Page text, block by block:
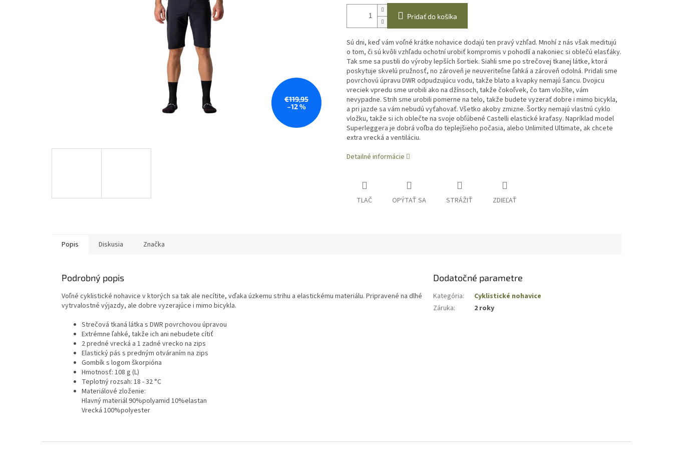
€119,95
–12 %
Pridať do košíka
Sú dni, keď vám voľné krátke nohavice dodajú ten pravý vzhľad. Mnohí z nás však meditujú
o tom, či sú kvôli vzhľadu ochotní urobiť kompromis v pohodlí a nakoniec si oblečú elasťáky.
Tak sme sa pustili do výroby lepších šortiek. Siahli sme po strečovej tkanej látke, ktorá
poskytuje skvelú pružnosť, no zároveň je neuveriteľne ľahká a zároveň odolná. Pridali sme
povrchovú úpravu DWR odpudzujúcu vodu, takže blato a kvapky nemajú šancu. Dvojicu
vreciek vpredu sme urobili ako na džínsoch, takže čokoľvek, čo tam vložíte, vám
nevypadne. Strih sme urobili pomerne na telo, takže budete vyzerať dobre i mimo bicykla,
a pri jazde sa vám nebudú vyťahovať. Všetko akoby zmizne. Šortky nemajú vlastnú cyklo
vložku, takže si ich oblečte na svoje obľúbené Castelli elastické kraťasy. Napríklad model
Superleggera je dobrá voľba do teplejšieho počasia, alebo Unlimited Ultimate, ak chcete
extra vrecká a ventiláciu.
Detailné informácie
TLAČ OPÝTAŤ SA STRÁŽIŤ ZDIEĽAŤ
Popis Diskusia Značka
Podrobný popis
Voľné cyklistické nohavice v ktorých sa tak ale necítite, vďaka úzkemu strihu a elastickému materiálu. Pripravené na dlhé
vytrvalostné výjazdy, ale dobre vyzerajúce i mimo bicykla.
Strečová tkaná látka s DWR povrchovou úpravou
Extrémne ľahké, takže ich ani nebudete cítiť
2 predné vrecká a 1 zadné vrecko na zips
Elastický pás s predným otváraním na zips
Gombík s logom škorpióna
Hmotnosť: 108 g (L)
Teplotný rozsah: 18 - 32 °C
Materiálové zloženie:
Hlavný materiál 90%polyamid 10%elastan
Vrecká 100%polyester
Dodatočné parametre
Kategória:
Cyklistické nohavice
Záruka: 2 roky